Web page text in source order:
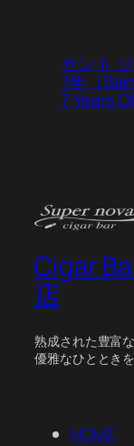
セント
7年（
7 Years
Cigar
店
熟成された豊富
優雅なひとときを
HOME